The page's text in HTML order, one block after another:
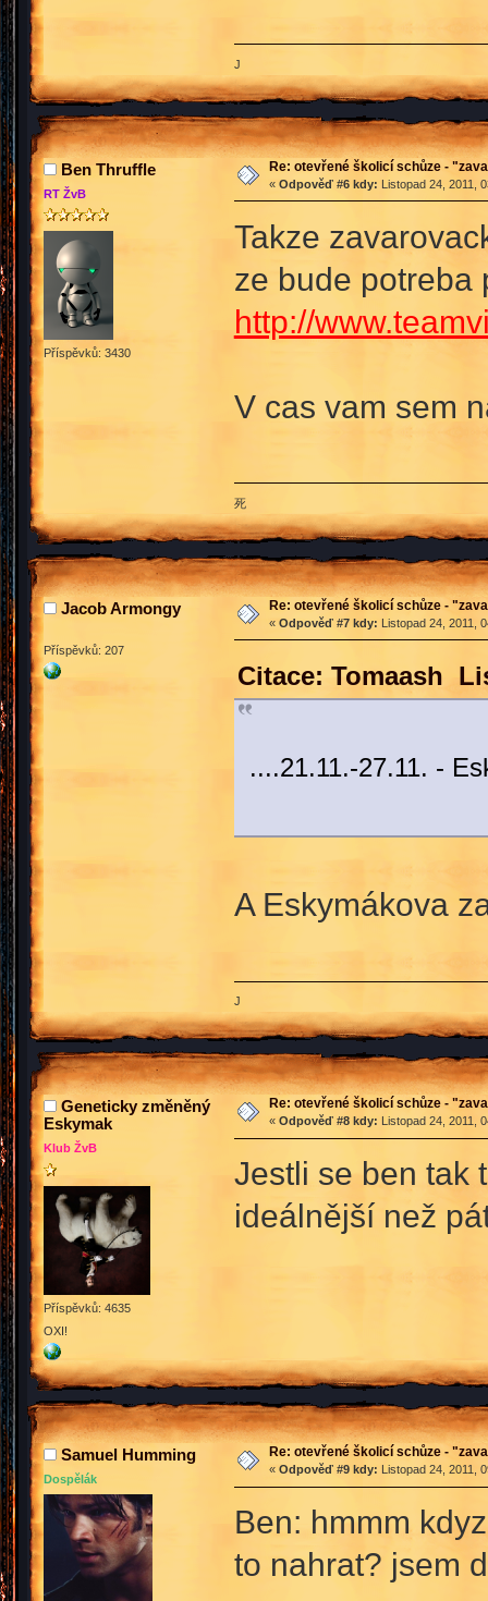
J
Ben Thruffle
RT ŽvB
Příspěvků: 3430
Re: otevřené školicí schůze -
« Odpověď #6 kdy: Listopad 24, 2011,
Takze
ze bude potreba
http://
V cas vam sem
死
Jacob Armongy
Příspěvků: 207
Re: otevřené školicí schůze -
« Odpověď #7 kdy: Listopad 24, 2011,
Citace: Tomaash
....21.11.-27.11. -
A Eskymákova
J
Geneticky změněný
Eskymak
Klub ŽvB
Příspěvků: 4635
OXI!
Re: otevřené školicí schůze -
« Odpověď #8 kdy: Listopad 24, 2011,
Jestli se ben tak
ideálnější než
Samuel Humming
Dospělák
Re: otevřené školicí schůze -
« Odpověď #9 kdy: Listopad 24, 2011,
Ben: hmmm
to nahrat? jsem